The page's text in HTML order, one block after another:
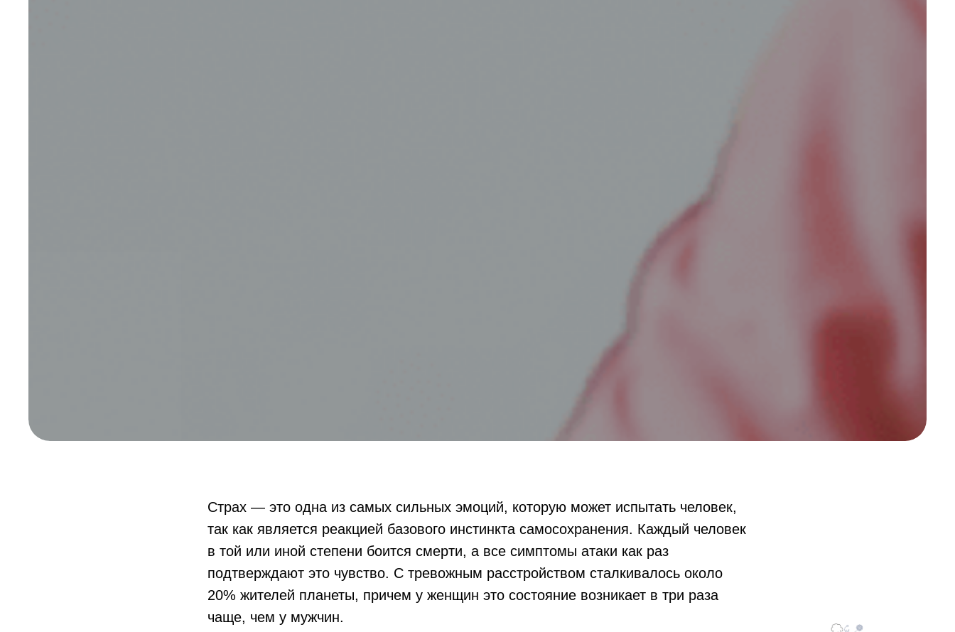
Страх — это одна из самых сильных эмоций, которую может испытать человек,
так как является реакцией базового инстинкта самосохранения. Каждый человек
в той или иной степени боится смерти, а все симптомы атаки как раз
подтверждают это чувство. С тревожным расстройством сталкивалось около
20% жителей планеты, причем у женщин это состояние возникает в три раза
чаще, чем у мужчин.